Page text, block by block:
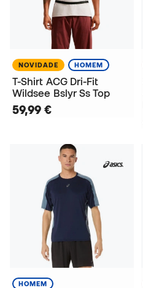
NOVIDADE HOMEM
T-Shirt ACG Dri-Fit
Wildsee Bslyr Ss Top
59,99 €
HOMEM